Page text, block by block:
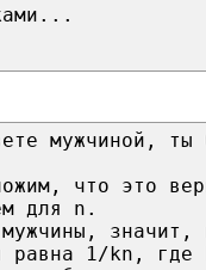
мужчиной, ты
что это
для n.
значит,
равна 1/kn, где